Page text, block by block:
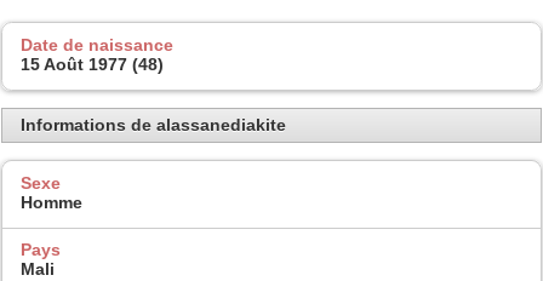
Date de naissance
15 Août 1977 (48)
Informations de alassanediakite
Sexe
Homme
Pays
Mali